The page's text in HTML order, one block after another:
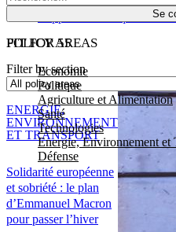
Se
POLICY AREAS
Economie
Politique
Agriculture et Alimentation
Santé
Technologies
Energie, Environnement et
Défense
FIT FOR 55
Filter by section
Solidarité européenne
et sobriété : le plan
d’Emmanuel Macron
pour passer l’hiver
ENERGIE,
ENVIRONNEMENT
ET TRANSPORT